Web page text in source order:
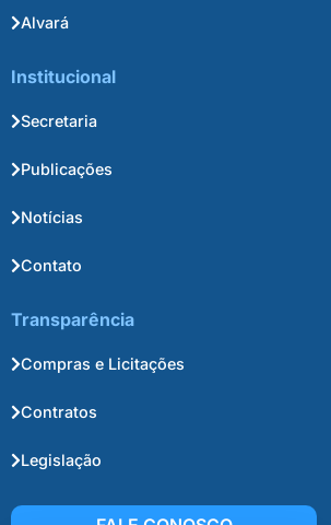
Alvará
Institucional
Secretaria
Publicações
Notícias
Contato
Transparência
Compras e Licitações
Contratos
Legislação